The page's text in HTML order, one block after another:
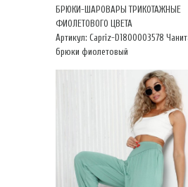
БРЮКИ-ШАРОВАРЫ ТРИКОТАЖНЫЕ
ФИОЛЕТОВОГО ЦВЕТА
Артикул: Capriz-D1800003578
брюки фиолетовый